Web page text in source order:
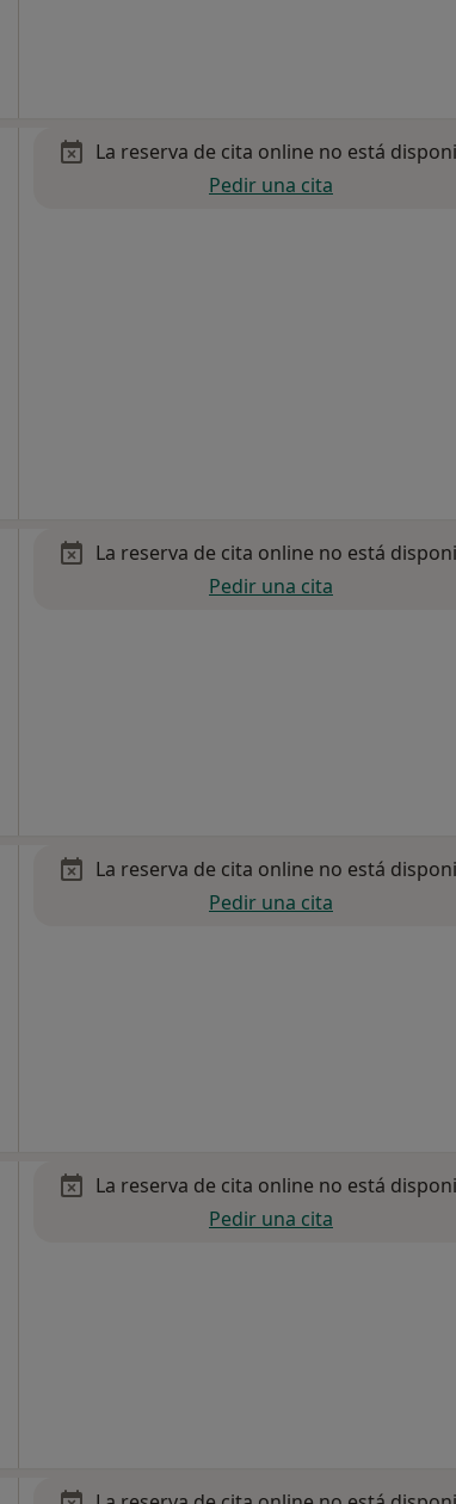
La reserva de cita online no está
Pedir una cita
La reserva de cita online no está
Pedir una cita
La reserva de cita online no está
Pedir una cita
La reserva de cita online no está
Pedir una cita